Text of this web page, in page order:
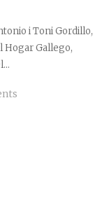
Gordillo,
Vols
del